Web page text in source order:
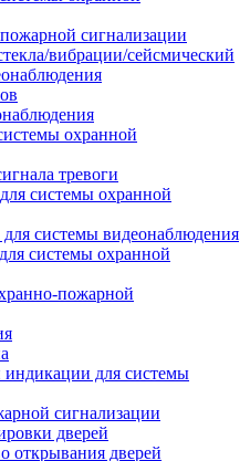
сигнализации
вибрации/сейсмический
охранной
тревоги
системы охранной
для системы видеонаблюдения
системы охранной
пожарной
индикации для системы
сигнализации
дверей
открывания дверей